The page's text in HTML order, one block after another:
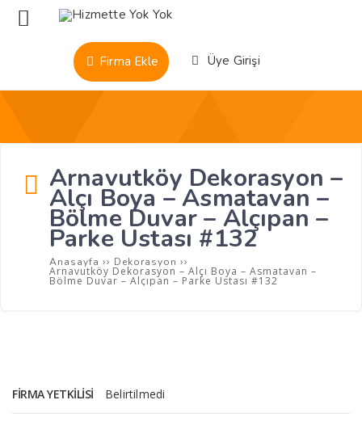
Üye Girişi
Firma Ekle
Arnavutköy Dekorasyon –
Alçı Boya – Asmatavan –
Bölme Duvar – Alçıpan –
Parke Ustası #132
Anasayfa ›› Dekorasyon ››
Arnavutköy Dekorasyon – Alçı Boya – Asmatavan –
Bölme Duvar – Alçıpan – Parke Ustası #132
FIRMA YETKILISI Belirtilmedi